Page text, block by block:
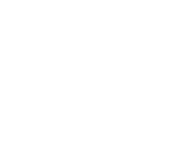
。
中的連結，可透過四大超商／
為交易完成。
但若您需要取消訂單，請聯絡
視為有效，需透過AFTEE先享
結帳頁面顯示為準，若有關於
問，請聯繫「AFTEE先享後付
support/home
運費
詢)